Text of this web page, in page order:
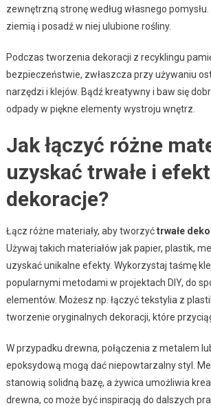
zewnętrzną stronę według własnego pomysłu.
ziemią i posadź w niej ulubione rośliny.
Podczas tworzenia dekoracji z recyklingu
bezpieczeństwie, zwłaszcza przy używaniu
narzędzi i klejów. Bądź kreatywny i baw się
odpady w piękne elementy wystroju wnętrz.
Jak łączyć różne
uzyskać trwałe i
dekoracje?
Łącz różne materiały, aby tworzyćtrwałe
Używaj takich materiałów jak papier, plastik,
uzyskać unikalne efekty. Wykorzystaj taśmę
popularnymi metodami w projektach DIY, do
elementów. Możesz np. łączyć tekstylia z
tworzenie oryginalnych dekoracji, które
W przypadku drewna, połączenia z metalem
epoksydową mogą dać niepowtarzalny styl.
stanowią solidną bazę, a żywica umożliwia
drewna, co może być inspiracją do dalszych